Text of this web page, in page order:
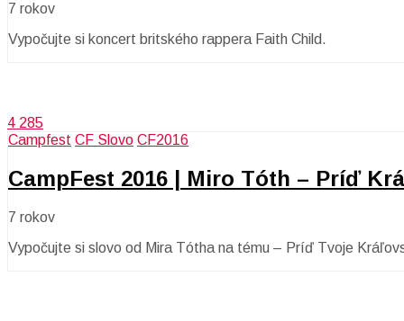
7 rokov
Vypočujte si koncert britského rappera Faith Child.
4 285
Campfest CF Slovo CF2016
CampFest 2016 | Miro Tóth – Príď
7 rokov
Vypočujte si slovo od Mira Tótha na tému – Príď Tvoje